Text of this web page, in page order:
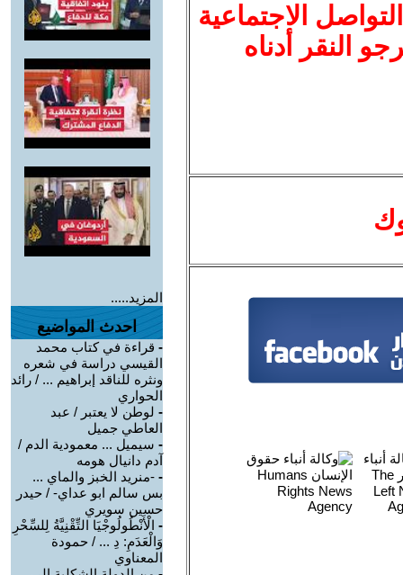
الاجتماعية
النقر أدناه
المزيد.....
احدث المواضيع
- قراءة في كتاب محمد
القيسي دراسة في شعره
ونثره للناقد إبراهيم ... / رائد
الحواري
- لوطن لا يعتبر / عبد
العاطي جميل
- سيميل ... معمودية الدم /
آدم دانيال هومه
- -منريد الخبز والماي ...
بس سالم ابو عداي- / حيدر
حسين سويري
- الْأَنْطُولُوجْيَا التِّقْنِيَّةُ لِلسِّحْرِ
وَالْعَدَمِ: دِ ... / حمودة
المعناوي